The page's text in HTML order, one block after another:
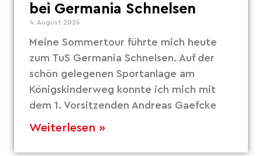
bei Germania Schnelsen
4. August 2026
Meine Sommertour führte mich heute
zum TuS Germania Schnelsen. Auf der
schön gelegenen Sportanlage am
Königskinderweg konnte ich mich mit
dem 1. Vorsitzenden Andreas Gaefcke
Weiterlesen »